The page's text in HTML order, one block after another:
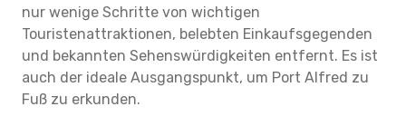
nur wenige Schritte von wichtigen
Touristenattraktionen, belebten Einkaufsgegenden
und bekannten Sehenswürdigkeiten entfernt. Es ist
auch der ideale Ausgangspunkt, um Port Alfred zu
Fuß zu erkunden.